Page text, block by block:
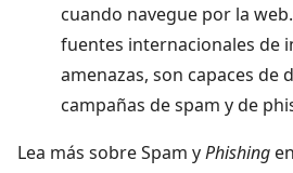
cuando navegue por la
fuentes internacionales de
amenazas, son capaces de
campañas de spam y de
Lea más sobre Spam yPhishing